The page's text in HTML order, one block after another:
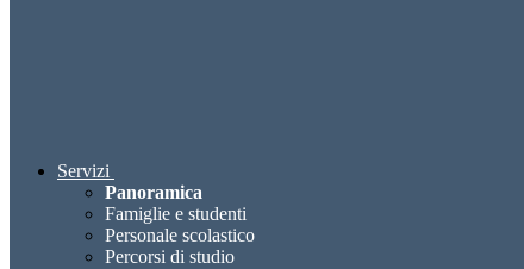
Servizi
Panoramica
Famiglie e studenti
Personale scolastico
Percorsi di studio